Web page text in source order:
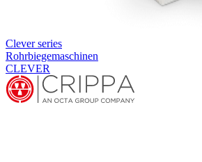
Clever series
Rohrbiegemaschinen
CLEVER